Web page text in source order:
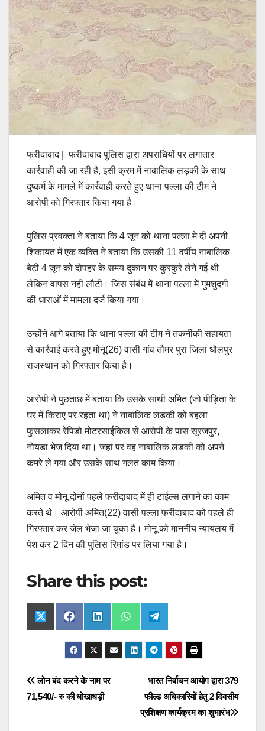
फरीदाबाद | फरीदाबाद पुलिस द्वारा अपराधियों पर लगातार
कार्रवाही की जा रही है, इसी क्रम में नाबालिक लड़की के साथ
दुष्कर्म के मामले में कार्रवाही करते हुए थाना पल्ला की टीम ने
आरोपी को गिरफ्तार किया गया है।
पुलिस प्रवक्ता ने बताया कि 4 जून को थाना पल्ला मे दी अपनी
शिकायत में एक व्यक्ति ने बताया कि उसकी 11 वर्षीय नाबालिक
बेटी 4 जून को दोपहर के समय दुकान पर कुरकुरे लेने गई थी
लेकिन वापस नही लौटी। जिस संबंध में थाना पल्ला में गुमशुदगी
की धाराओं में मामला दर्ज किया गया।
उन्होंने आगे बताया कि थाना पल्ला की टीम ने तकनीकी सहायता
से कार्रवाई करते हुए मोनू(26) वासी गांव तौमर पुरा जिला धौलपुर
राजस्थान को गिरफ्तार किया है।
आरोपी ने पुछताछ में बताया कि उसके साथी अमित (जो पीड़िता के
घर में किराए पर रहता था) ने नाबालिक लडकी को बहला
फुसलाकर रेपिडो मोटरसाईकिल से आरोपी के पास सूरजपुर,
नोयडा भेज दिया था। जहां पर वह नाबालिक लडकी को अपने
कमरे ले गया और उसके साथ गलत काम किया।
अमित व मोनू दोनों पहले फरीदाबाद में ही टाईल्स लगाने का काम
करते थे। आरोपी अमित(22) वासी पल्ला फरीदाबाद को पहले ही
गिरफ्तार कर जेल भेजा जा चुका है। मोनू को माननीय न्यायलय में
पेश कर 2 दिन की पुलिस रिमांड पर लिया गया है।
Share this post:
Share
on
X
(
t
e
r
Share
on
F
a
e
b
o
k
Share
on
L
i
n
e
I
n
Share
on
W
h
t
s
Share
on
T
e
l
g
a
m
Post
navigation
भारत निर्वाचन आयोग द्वारा 379
फील्ड अधिकारियों हेतु 2 दिवसीय
प्रशिक्षण कार्यक्रम का शुभारंभ
लोन बंद करने के नाम पर
71,540/- रु की धोखाधड़ी